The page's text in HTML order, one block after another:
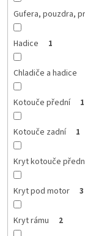
Gufera, pouzdra,
Hadice 1
Chladiče a hadice
Kotouče přední 1
Kotouče zadní 1
Kryt kotouče
Kryt pod motor 3
Kryt rámu 2